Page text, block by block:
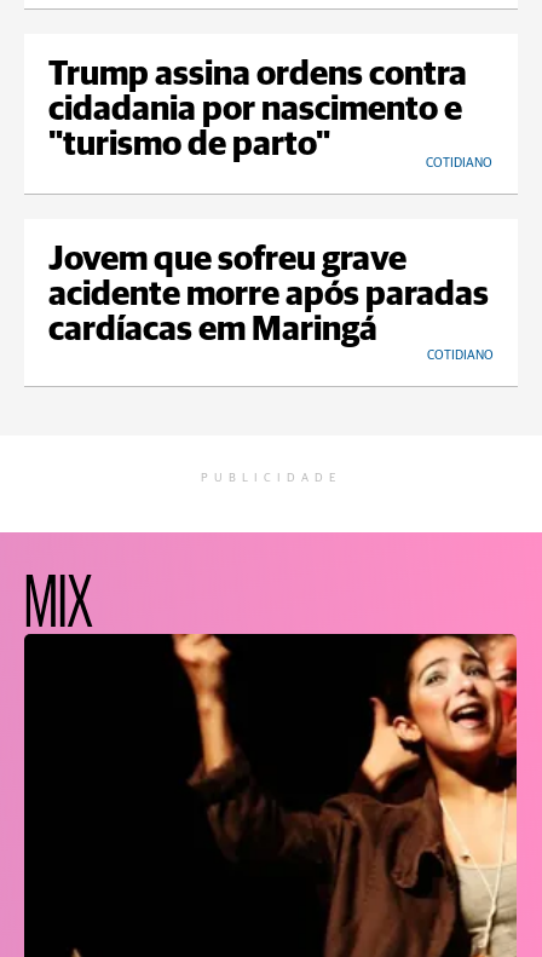
Trump assina ordens contra
cidadania por nascimento e
"turismo de parto"
COTIDIANO
Jovem que sofreu grave
acidente morre após paradas
cardíacas em Maringá
COTIDIANO
PUBLICIDADE
MIX